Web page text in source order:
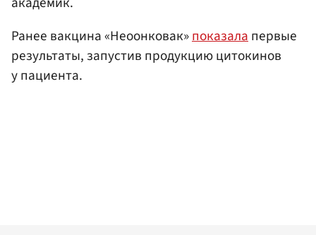
Ранее вакцина «Неоонковак»показалапервые
результаты, запустив продукцию цитокинов
у пациента.